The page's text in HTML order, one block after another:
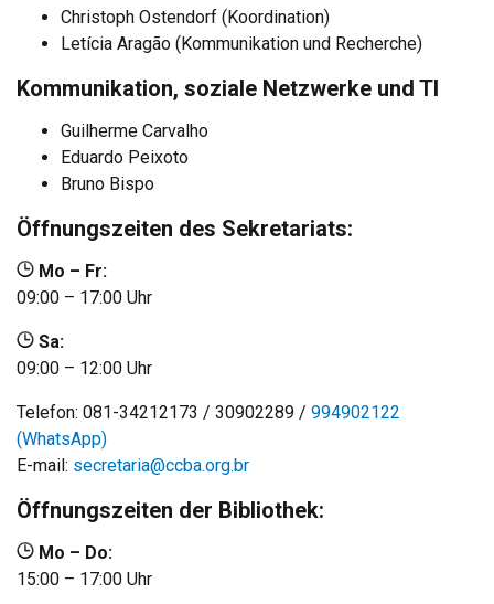
Christoph Ostendorf (Koordination)
Letícia Aragão (Kommunikation und Recherche)
Kommunikation, soziale Netzwerke und TI
Guilherme Carvalho
Eduardo Peixoto
Bruno Bispo
Öffnungszeiten des Sekretariats:
Mo – Fr:
09:00 – 17:00 Uhr
Sa:
09:00 – 12:00 Uhr
Telefon: 081-34212173 / 30902289 / 994902122
(WhatsApp)
E-mail: secretaria@ccba.org.br
Öffnungszeiten der Bibliothek:
Mo – Do:
15:00 – 17:00 Uhr